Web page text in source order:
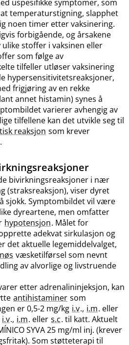
uspesifikke symptomer, som
temperaturstigning, slapphet
noen timer etter vaksinering.
forbigående, og årsakene
stoffer i vaksinen eller
som følge av
tilfeller utløser vaksinering
hypersensitivitetsreaksjoner,
frigjøring av en rekke
annet histamin) synes å
varierer avhengig av
tilfellene kan det utvikle seg til
reaksjon som krever
bivirkningsreaksjoner i nær
(straksreaksjon), viser dyret
sjokk. Symptombildet vil være
dyreartene, men omfatter
hypotensjon. Målet for
adekvat sirkulasjon og
det aktuelle legemiddelvalget,
væsketilførsel som nevnt
av alvorlige og livstruende
etter adrenalininjeksjon, kan
antihistaminer som
er 0,5-2 mg/kg i.v., i.m. eller
i.v., i.m. eller s.c. til katt. Aktuelt
SYVA 25 mg/ml inj. (krever
Som støtteterapi til